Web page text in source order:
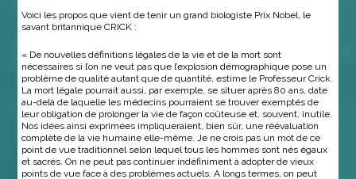
Voici les propos que vient de tenir un grand biologiste Prix Nobel, le
savant britannique CRICK :
« De nouvelles définitions légales de la vie et de la mort sont
nécessaires si l’on ne veut pas que l’explosion démographique pose un
problème de qualité autant que de quantité, estime le Professeur Crick.
La mort légale pourrait aussi, par exemple, se situer après 80 ans, date
au-delà de laquelle les médecins pourraient se trouver exemptés de
leur obligation de prolonger la vie de façon coûteuse et, souvent, inutile.
Nos idées ainsi exprimées impliqueraient, bien sûr, une réévaluation
complète de la vie humaine elle-même. Je ne crois pas un mot de ce
point de vue traditionnel selon lequel tous les hommes sont nés égaux
et sacrés. On ne peut pas continuer indéfiniment à adopter de vieux
points de vue face à des problèmes actuels. A longs termes, on peut